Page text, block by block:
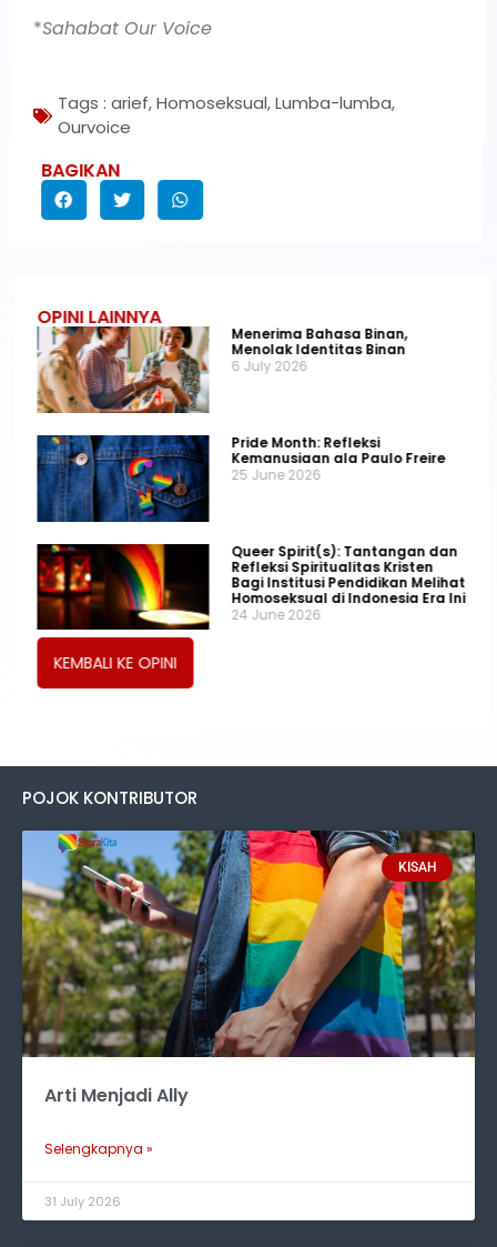
*Sahabat Our Voice
Tags : arief,Homoseksual,Lumba-lumba,
Ourvoice
BAGIKAN
OPINI LAINNYA
Menerima Bahasa Binan,
Menolak Identitas Binan
6 July 2026
Pride Month: Refleksi
Kemanusiaan ala Paulo Freire
25 June 2026
Queer Spirit(s): Tantangan dan
Refleksi Spiritualitas Kristen
Bagi Institusi Pendidikan Melihat
Homoseksual di Indonesia Era Ini
24 June 2026
KEMBALI KE OPINI
POJOK KONTRIBUTOR
KISAH
Arti Menjadi Ally
Selengkapnya »
31 July 2026